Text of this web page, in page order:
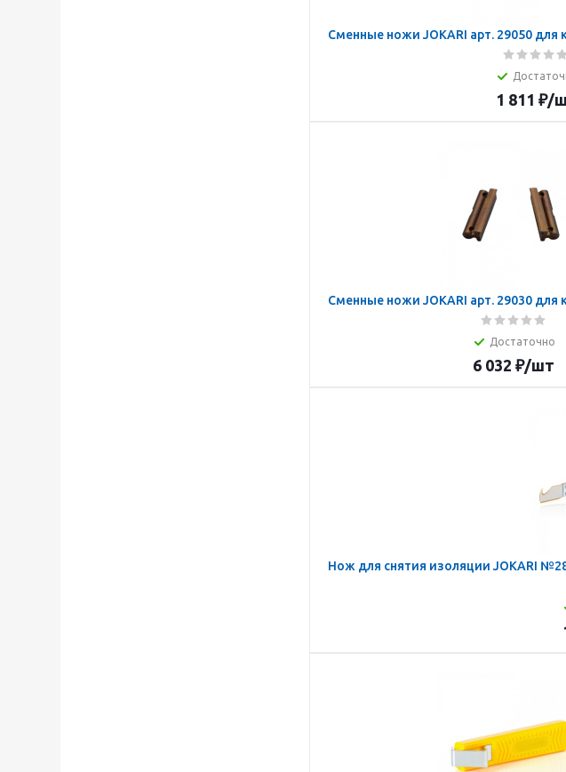
Сменные ножи JOKARI арт. 29050 для
1 811 ₽/
Сменные ножи JOKARI арт. 29030 для
Достаточно
6 032 ₽/шт
Нож для снятия изоляции JOKARI